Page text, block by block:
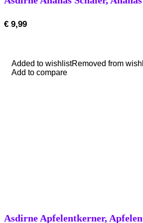
€ 9,99
Added to wishlistRemoved from
Add to compare
Asdirne Apfelentkerner,
Added to wishlistRemoved from
Add to compare